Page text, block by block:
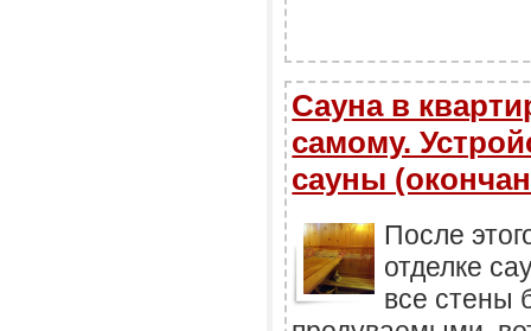
Сауна в
самому.
сауны
После
отделке
все стены